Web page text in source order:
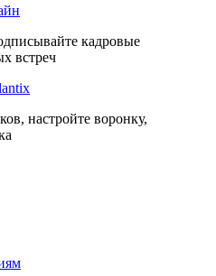
кадровые
встреч
настройте воронку,